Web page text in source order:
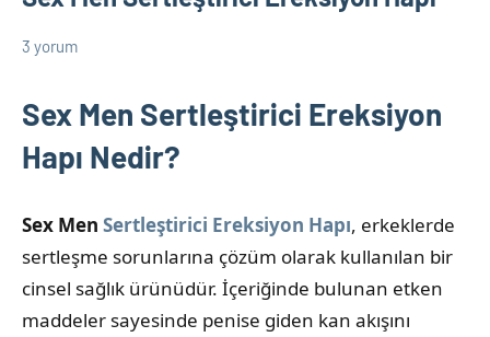
Cinsel
Bilgileri
13
2025
admin
3 yorum
Sex Men Sertleştirici Ereksiyon
Hapı Nedir?
Sex Men Sertleştirici Ereksiyon Hapı, erkeklerde
sertleşme sorunlarına çözüm olarak kullanılan bir
cinsel sağlık ürünüdür. İçeriğinde bulunan etken
maddeler sayesinde penise giden kan akışını